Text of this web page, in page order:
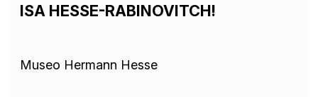
ISA HESSE-RABINOVITCH!
Museo Hermann Hesse